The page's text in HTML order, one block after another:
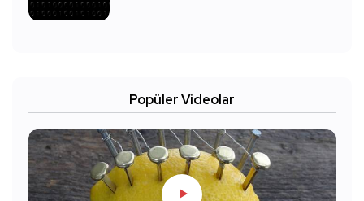
Popüler Videolar